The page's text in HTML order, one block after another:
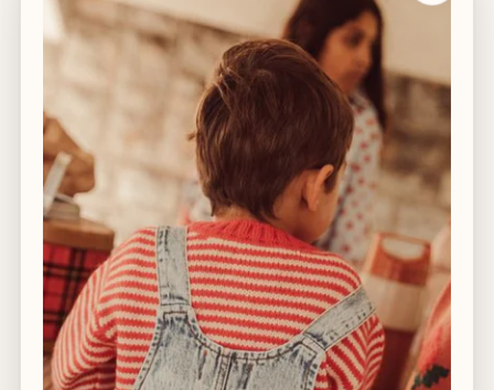
het ook lekker warm in de winter.
Wol is heel hygiënisch. Door de goede
vochtgehalte is geen goede leefomgeving voor
bacteriën of huismijt. Omdat wol de
luchtvochtigheid zelf reguleert kan er geen klimaat
ontstaan waarin schimmels kunnen leven.
Let op, de Joha maten wijken lichtjes af van de
normale maten. Raadpleeg onze maattabel van Joha
hier.
Maat
50 (50 cm) 60 (56-62 cm)